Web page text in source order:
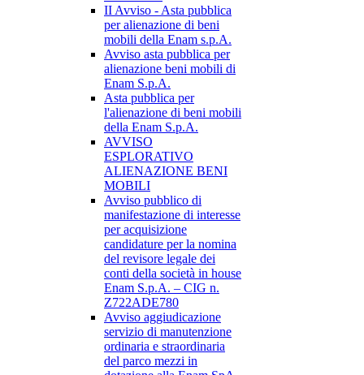
II Avviso - Asta pubblica
per alienazione di beni
mobili della Enam s.p.A.
Avviso asta pubblica per
alienazione beni mobili di
Enam S.p.A.
Asta pubblica per
l'alienazione di beni mobili
della Enam S.p.A.
AVVISO
ESPLORATIVO
ALIENAZIONE BENI
MOBILI
Avviso pubblico di
manifestazione di interesse
per acquisizione
candidature per la nomina
del revisore legale dei
conti della società in house
Enam S.p.A. – CIG n.
Z722ADE780
Avviso aggiudicazione
servizio di manutenzione
ordinaria e straordinaria
del parco mezzi in